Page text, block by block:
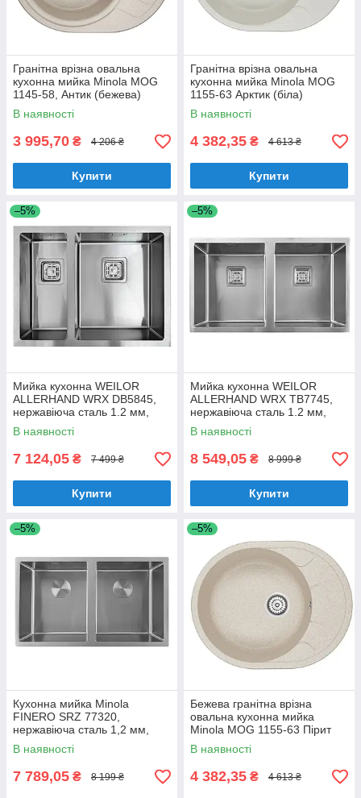
Гранітна врізна овальна
кухонна мийка Minola MOG
1145-58, Антик (бежева)
В наявності
3 995,70 ₴ 4 206 ₴
Купити
Гранітна врізна овальна
кухонна мийка Minola MOG
1155-63 Арктик (біла)
В наявності
4 382,35 ₴ 4 613 ₴
Купити
–5%
Мийка кухонна WEILOR
ALLERHAND WRX DB5845,
нержавіюча сталь 1.2 мм,
півторачашева, врізна / під
стільницю
В наявності
7 124,05 ₴ 7 499 ₴
Купити
–5%
Мийка кухонна WEILOR
ALLERHAND WRX TB7745,
нержавіюча сталь 1.2 мм,
двочашева, врізна / під
стільницю
В наявності
8 549,05 ₴ 8 999 ₴
Купити
–5%
Кухонна мийка Minola
FINERO SRZ 77320,
нержавіюча сталь 1,2 мм,
двочашева, врізна/під
стільницю
В наявності
7 789,05 ₴ 8 199 ₴
–5%
Бежева гранітна врізна
овальна кухонна мийка
Minola MOG 1155-63 Пірит
В наявності
4 382,35 ₴ 4 613 ₴